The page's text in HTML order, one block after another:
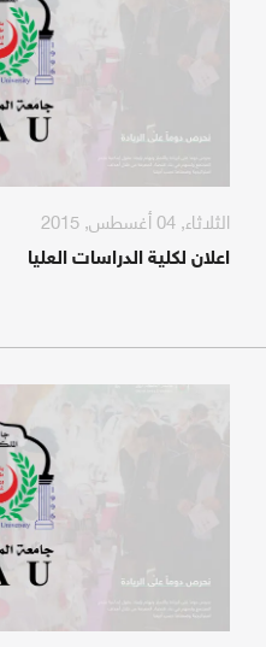
الثلاثاء, 04 أغسطس, 2015
اعلان لكلية الدراسات العليا